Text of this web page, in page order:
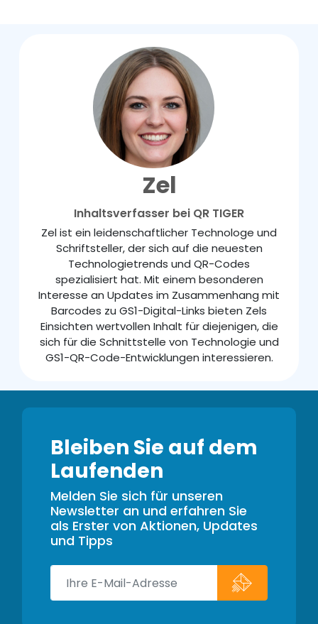
Zel
Inhaltsverfasser bei QR TIGER
Zel ist ein leidenschaftlicher Technologe und
Schriftsteller, der sich auf die neuesten
Technologietrends und QR-Codes
spezialisiert hat. Mit einem besonderen
Interesse an Updates im Zusammenhang mit
Barcodes zu GS1-Digital-Links bieten Zels
Einsichten wertvollen Inhalt für diejenigen, die
sich für die Schnittstelle von Technologie und
GS1-QR-Code-Entwicklungen interessieren.
Bleiben Sie auf dem
Laufenden
Melden Sie sich für unseren
Newsletter an und erfahren Sie
als Erster von Aktionen, Updates
und Tipps